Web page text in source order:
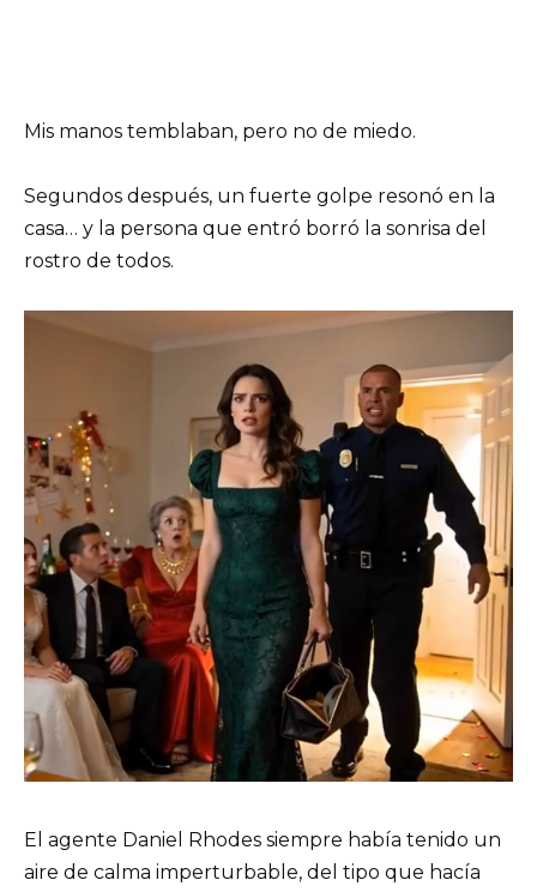
Mis manos temblaban, pero no de miedo.
Segundos después, un fuerte golpe resonó en la
casa… y la persona que entró borró la sonrisa del
rostro de todos.
El agente Daniel Rhodes siempre había tenido un
aire de calma imperturbable, del tipo que hacía